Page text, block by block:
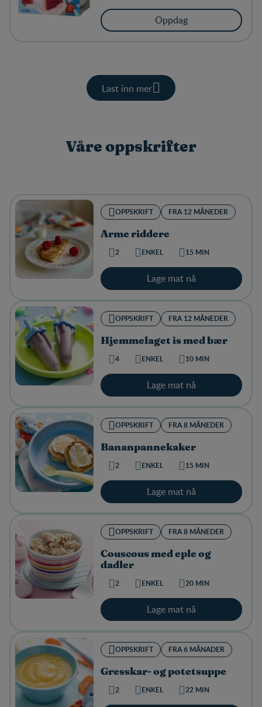
Oppdag
Last inn mer
Våre oppskrifter
OPPSKRIFT FRA 12 MÅNEDER
Arme riddere
2 ENKEL 15 MIN
Lage mat nå
OPPSKRIFT FRA 12 MÅNEDER
Hjemmelaget is med bær
4 ENKEL 10 MIN
Lage mat nå
OPPSKRIFT FRA 8 MÅNEDER
Bananpannekaker
2 ENKEL 15 MIN
Lage mat nå
OPPSKRIFT FRA 8 MÅNEDER
Couscous med eple og
dadler
2 ENKEL 20 MIN
Lage mat nå
OPPSKRIFT FRA 6 MÅNADER
Gresskar- og potetsuppe
2 ENKEL 22 MIN